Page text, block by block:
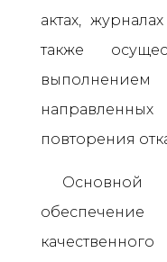
актах,
также
повторения